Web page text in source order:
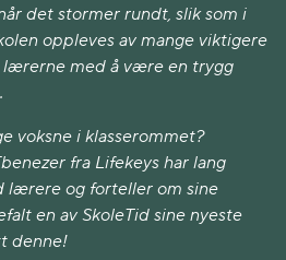
det stormer rundt, slik som i
oppleves av mange viktigere
lærerne med å være en trygg
voksne i klasserommet?
fra Lifekeys har lang
lærere og forteller om sine
en av SkoleTid sine nyeste
denne!